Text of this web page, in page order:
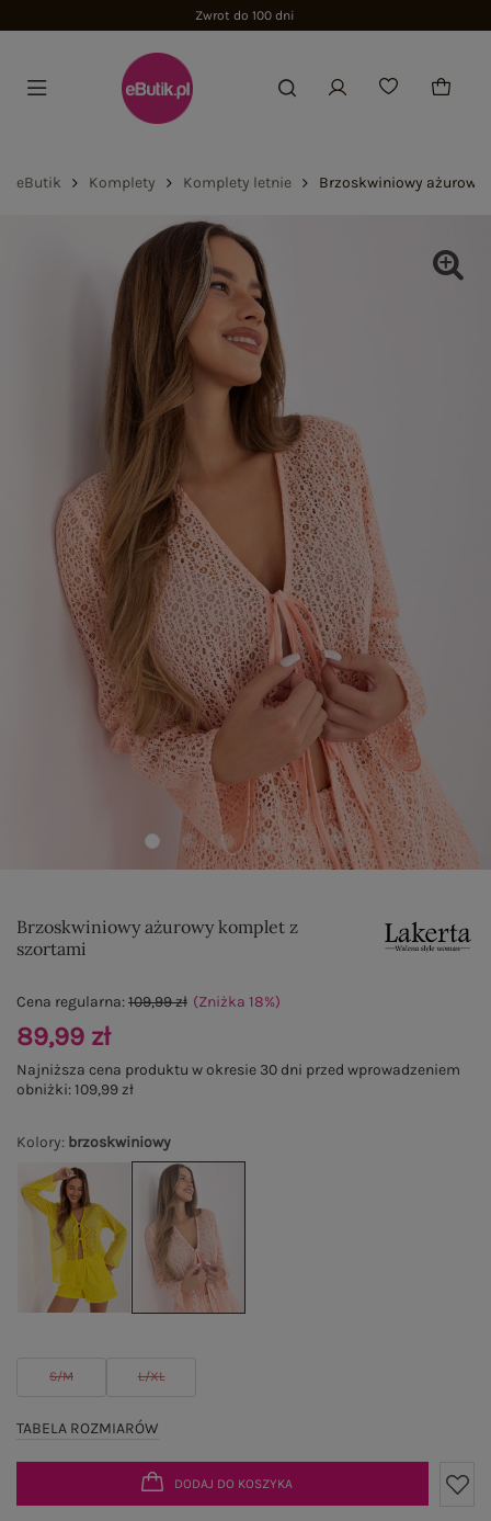
Zwrot do 100 dni
eButik Komplety Komplety letnie Brzoskwiniowy
Brzoskwiniowy ażurowy komplet z
szortami
Kolory: brzoskwiniowy
S/M L/XL
TABELA ROZMIARÓW
Cena regularna:109,99 zł (Zniżka 18%)
89,99 zł
Najniższa cena produktu w okresie 30 dni przed wprowadzeniem
obniżki:109,99 zł
DODAJ DO KOSZYKA